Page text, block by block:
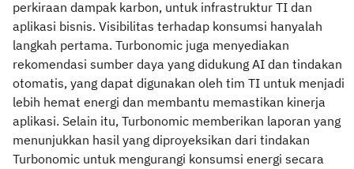
perkiraan dampak karbon, untuk infrastruktur TI dan
aplikasi bisnis. Visibilitas terhadap konsumsi hanyalah
langkah pertama. Turbonomic juga menyediakan
rekomendasi sumber daya yang didukung AI dan tindakan
otomatis, yang dapat digunakan oleh tim TI untuk menjadi
lebih hemat energi dan membantu memastikan kinerja
aplikasi. Selain itu, Turbonomic memberikan laporan yang
menunjukkan hasil yang diproyeksikan dari tindakan
Turbonomic untuk mengurangi konsumsi energi secara